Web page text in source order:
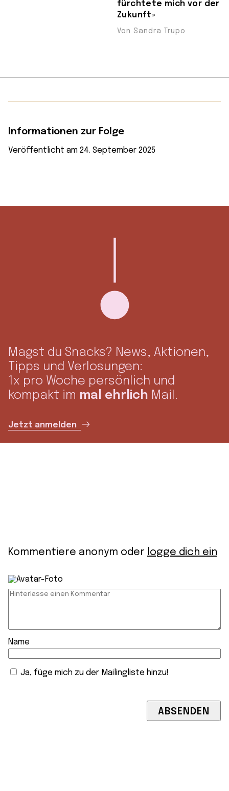
fürchtete mich vor der
Zukunft»
Von Sandra Trupo
Informationen zur Folge
Veröffentlicht am 24. September 2025
Magst du Snacks? News, Aktionen,
Tipps und Verlosungen:
1x pro Woche persönlich und
kompakt im mal ehrlich Mail.
Jetzt anmelden
Kommentiere anonym oder logge dich ein
Name
Ja, füge mich zu der Mailingliste hinzu!